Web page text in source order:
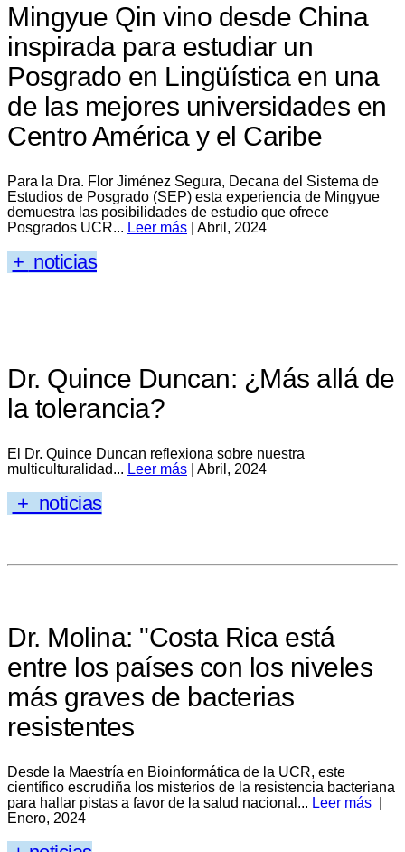
Mingyue Qin vino desde China
inspirada para estudiar un
Posgrado en Lingüística en una
de las mejores universidades en
Centro América y el Caribe
Para la Dra. Flor Jiménez Segura, Decana del Sistema de
Estudios de Posgrado (SEP) esta experiencia de Mingyue
demuestra las posibilidades de estudio que ofrece
Posgrados UCR... Leer más | Abril, 2024
+ noticias
Dr. Quince Duncan: ¿Más allá de
la tolerancia?
El Dr. Quince Duncan reflexiona sobre nuestra
multiculturalidad... Leer más | Abril, 2024
+ noticias
Dr. Molina: "Costa Rica está
entre los países con los niveles
más graves de bacterias
resistentes
Desde la Maestría en Bioinformática de la UCR, este
científico escrudiña los misterios de la resistencia bacteriana
para hallar pistas a favor de la salud nacional... Leer más
Enero, 2024